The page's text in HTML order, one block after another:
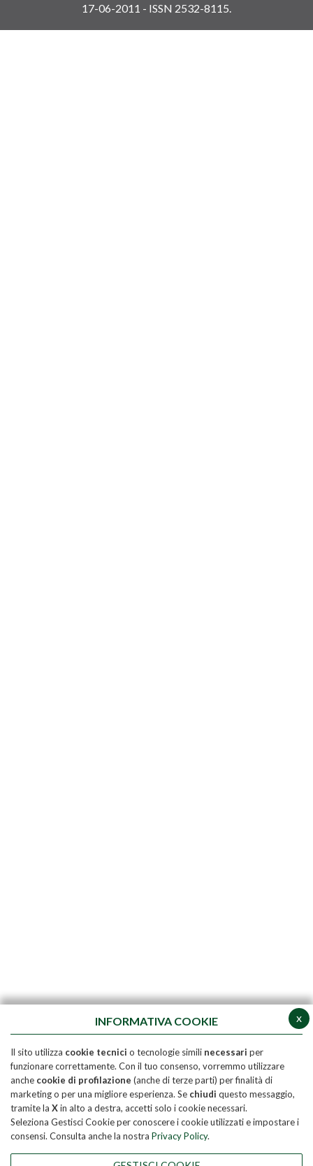
17-06-2011 - ISSN 2532-8115.
x
INFORMATIVA COOKIE
Il sito utilizza cookie tecnici o tecnologie simili necessari per
funzionare correttamente. Con il tuo consenso, vorremmo utilizzare
anche cookie di profilazione (anche di terze parti) per finalità di
marketing o per una migliore esperienza. Se chiudi questo messaggio,
tramite la Xin alto a destra, accetti solo i cookie necessari.
Seleziona Gestisci Cookie per conoscere i cookie utilizzati e impostare i
consensi. Consulta anche la nostra Privacy Policy.